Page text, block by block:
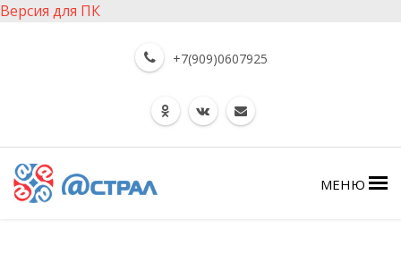
Версия для ПК
+7(909)0607925
МЕНЮ